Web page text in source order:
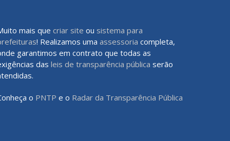
mais que criar site ou sistema para
! Realizamos uma assessoria completa,
garantimos em contrato que todas as
das leis de transparência pública serão
o PNTP e o Radar da Transparência Pública